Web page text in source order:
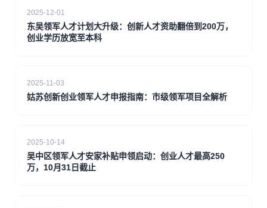
2025-12-01
东吴领军人才计划大升级：创新人才资助翻倍到200万，
创业学历放宽至本科
2025-11-03
姑苏创新创业领军人才申报指南：市级领军项目全解析
2025-10-14
吴中区领军人才安家补贴申领启动：创业人才最高250
万，10月31日截止